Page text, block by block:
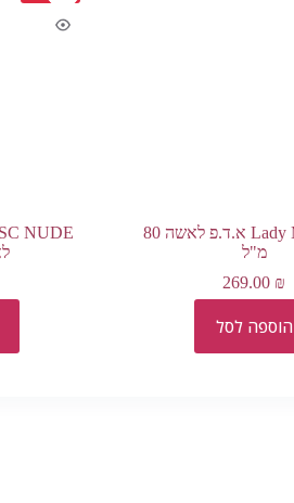
Lady MILLION א.ד.פ לאשה 80
מ"ל
269.00 ₪
הוספה לסל